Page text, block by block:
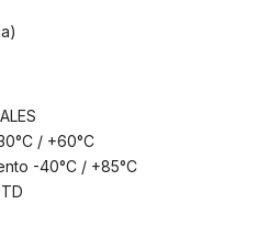
/ +60°C
-40°C / +85°C